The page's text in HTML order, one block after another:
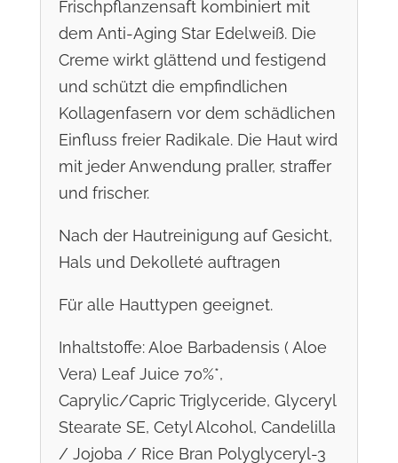
Frischpflanzensaft kombiniert mit
dem Anti-Aging Star Edelweiß. Die
Creme wirkt glättend und festigend
und schützt die empfindlichen
Kollagenfasern vor dem schädlichen
Einfluss freier Radikale. Die Haut wird
mit jeder Anwendung praller, straffer
und frischer.
Nach der Hautreinigung auf Gesicht,
Hals und Dekolleté auftragen
Für alle Hauttypen geeignet.
Inhaltstoffe: Aloe Barbadensis ( Aloe
Vera) Leaf Juice 70%*,
Caprylic/Capric Triglyceride, Glyceryl
Stearate SE, Cetyl Alcohol, Candelilla
/ Jojoba / Rice Bran Polyglyceryl-3